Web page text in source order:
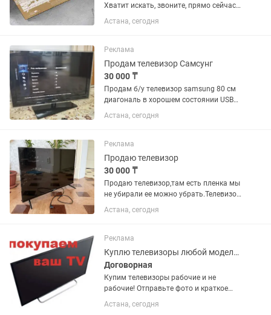
Хватит искать, звоните, прямо сейчас
мы сделаем то, что вы хотите
качественно и не дорого) Наши
современными функциями, такими
как...
Астана, сегодня
Реклама
Продам телевизор Самсунг
30 000 ₸
Продам б/у телевизор samsung 80 см
диагональ в хорошем состоянии USB
HDMI ,wi-fi нету
Астана, сегодня
Реклама
Продаю телевизор
30 000 ₸
Продаю телевизор,там есть пленка мы
не убирали ее можно убрать.Телевизор
работает в отличном
состояние.Ширина 32, Диагональ 28
Астана, сегодня
Реклама
Куплю телевизоры любой модели обмен
Договорная
Купим телевизоры рабочие и не
рабочие! Отправьте фото и краткое
описание Так же есть ремонт
телевизоров и замена экрана Ремонт
Астана, сегодня